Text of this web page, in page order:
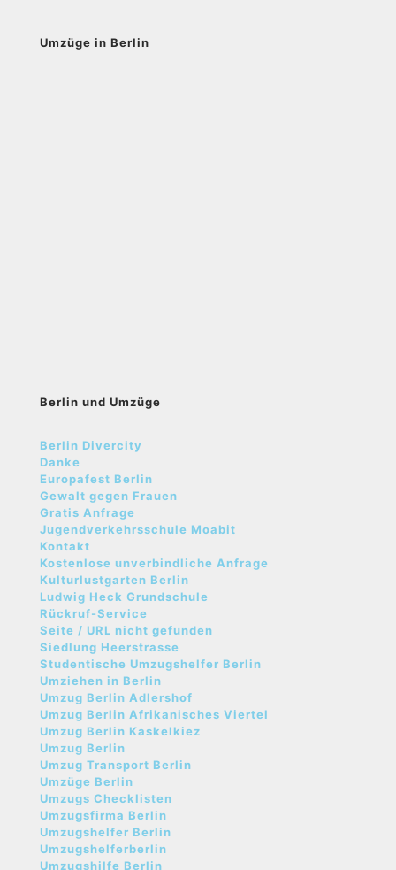
Umzüge in Berlin
Berlin und Umzüge
Berlin Divercity
Danke
Europafest Berlin
Gewalt gegen Frauen
Gratis Anfrage
Jugendverkehrsschule Moabit
Kontakt
Kostenlose unverbindliche Anfrage
Kulturlustgarten Berlin
Ludwig Heck Grundschule
Rückruf-Service
Seite / URL nicht gefunden
Siedlung Heerstrasse
Studentische Umzugshelfer Berlin
Umziehen in Berlin
Umzug Berlin Adlershof
Umzug Berlin Afrikanisches Viertel
Umzug Berlin Kaskelkiez
Umzug Berlin
Umzug Transport Berlin
Umzüge Berlin
Umzugs Checklisten
Umzugsfirma Berlin
Umzugshelfer Berlin
Umzugshelferberlin
Umzugshilfe Berlin